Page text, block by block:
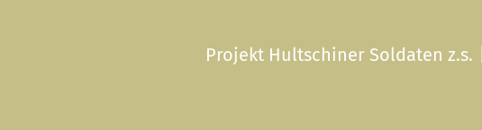
Projekt Hultschiner Soldaten z.s.